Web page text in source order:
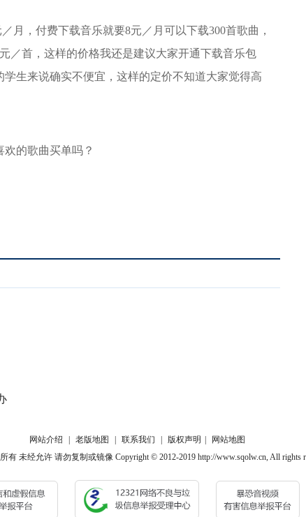
月，付费下载音乐就要8元／月可以下载300首歌曲，
／首，这样的价格我还是建议大家开通下载音乐包
生来说确实不便宜，这样的定价不知道大家觉得高
的歌曲买单吗？
网站介绍 老版地图 联系我们 版权声明
网站地图
有 未经允许 请勿复制或镜像 Copyright © 2012-2019 http://www.sqolw.cn, All rights